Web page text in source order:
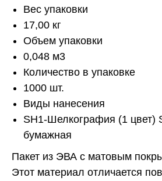
Вес упаковки
17,00 кг
Объем упаковки
0,048 м3
Количество в упаковке
1000 шт.
Виды нанесения
SH1-Шелкография (1 цвет)
бумажная
Пакет из ЭВА с матовым
Этот материал отличается